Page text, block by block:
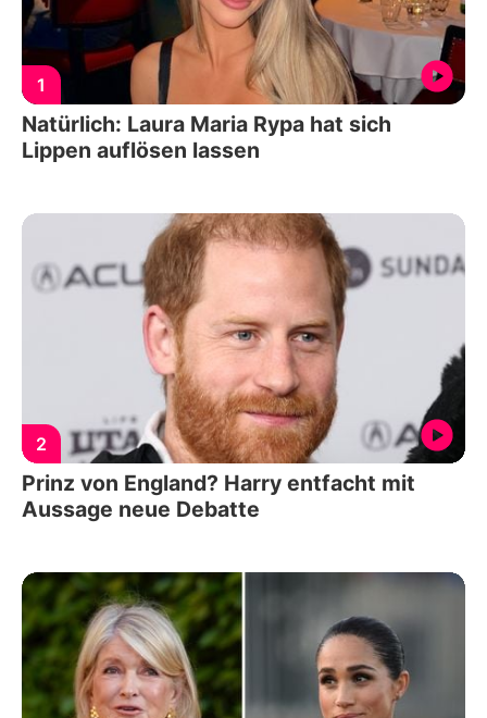
1
Natürlich: Laura Maria Rypa hat sich
Lippen auflösen lassen
2
Prinz von England? Harry entfacht mit
Aussage neue Debatte